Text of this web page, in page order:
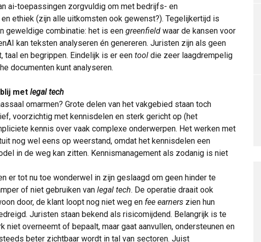
ai-toepassingen zorgvuldig om met bedrijfs- en
ethiek (zijn alle uitkomsten ook gewenst?). Tegelijkertijd is
geweldige combinatie: het is een greenfield waar de kansen voor
kan teksten analyseren én genereren. Juristen zijn als geen
taal en begrippen. Eindelijk is er een tool die zeer laagdrempelig
documenten kunt analyseren.
met legal tech
omarmen? Grote delen van het vakgebied staan toch
voorzichtig met kennisdelen en sterk gericht op (het
kennis over vaak complexe onderwerpen. Het werken met
nog wel eens op weerstand, omdat het kennisdelen een
in de weg kan zitten. Kennismanagement als zodanig is niet
er tot nu toe wonderwel in zijn geslaagd om geen hinder te
of niet gebruiken van legal tech. De operatie draait ook
door, de klant loopt nog niet weg en fee earners zien hun
Juristen staan bekend als risicomijdend. Belangrijk is te
niet overneemt of bepaalt, maar gaat aanvullen, ondersteunen en
beter zichtbaar wordt in tal van sectoren. Juist